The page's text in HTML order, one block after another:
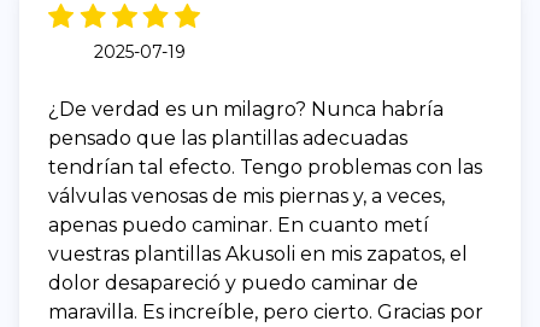
2025-07-19
¿De verdad es un milagro? Nunca habría
pensado que las plantillas adecuadas
tendrían tal efecto. Tengo problemas con las
válvulas venosas de mis piernas y, a veces,
apenas puedo caminar. En cuanto metí
vuestras plantillas Akusoli en mis zapatos, el
dolor desapareció y puedo caminar de
maravilla. Es increíble, pero cierto. Gracias por